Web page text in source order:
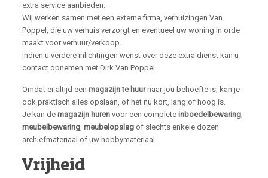
extra service aanbieden.
Wij werken samen met een externe firma, verhuizingen Van
Poppel, die uw verhuis verzorgt en eventueel uw woning in orde
maakt voor verhuur/verkoop.
Indien u verdere inlichtingen wenst over deze extra dienst kan u
contact opnemen met Dirk Van Poppel.
Omdat er altijd een magazijn te huurnaar jou behoefte is, kan je
ook praktisch alles opslaan, of het nu kort, lang of hoog is.
Je kan de magazijn hurenvoor een complete inboedelbewaring,
meubelbewaring, meubelopslagof slechts enkele dozen
archiefmateriaal of uw hobbymateriaal.
Vrijheid